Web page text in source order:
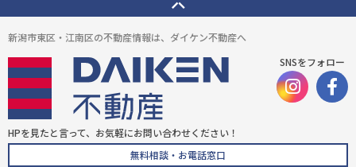
新潟市東区・江南区の不動産情報は、ダイケン不動産へ
SNSをフォロー
HPを見たと言って、お気軽にお問い合わせください！
無料相談・お電話窓口